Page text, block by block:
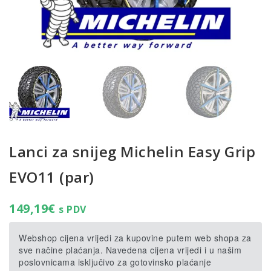
Lanci za snijeg Michelin Easy Grip
EVO11 (par)
149,19€ s PDV
Webshop cijena vrijedi za kupovine putem web shopa za
sve načine plaćanja. Navedena cijena vrijedi i u našim
poslovnicama isključivo za gotovinsko plaćanje